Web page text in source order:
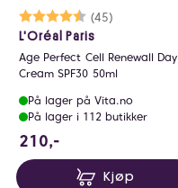
Karakter:
(45)
4.6 av 5 mulige
L'Oréal Paris
Age Perfect Cell Renewall Day
Cream SPF30 50ml
På lager på Vita.no
På lager i 112 butikker
210,-
Kjøp